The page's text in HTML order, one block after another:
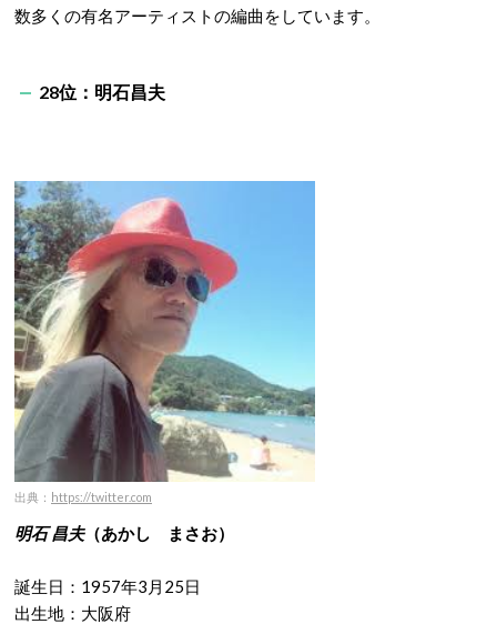
数多くの有名アーティストの編曲をしています。
28位：明石昌夫
出典： https://twitter.com
明石 昌夫（あかし まさお）
誕生日：1957年3月25日
出生地：大阪府